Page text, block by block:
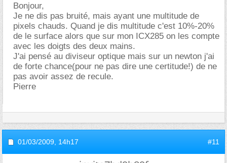
Bonjour,
Je ne dis pas bruité, mais ayant une multitude de
pixels chauds. Quand je dis multitude c'est 10%-20%
de le surface alors que sur mon ICX285 on les compte
avec les doigts des deux mains.
J'ai pensé au diviseur optique mais sur un newton j'ai
de forte chance(pour ne pas dire une certitude!) de ne
pas avoir assez de recule.
Pierre
01/03/2009, 14h17 #11